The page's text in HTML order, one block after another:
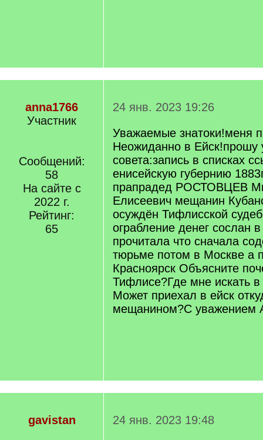
anna1766
Участник
Сообщений:
58
На сайте с
2022 г.
Рейтинг:
65
24 янв. 2023 19:26
Уважаемые знатоки!меня
Неожиданно в Ейск!прошу
совета:запись в списках
енисейскую губернию
прапрадед РОСТОВЦЕВ
Елисеевич мещанин
осуждён Тифлисской
ограбление денег сослан
прочитала что сначала
тюрьме потом в Москве а
Красноярск Объясните
Тифлисе?Где мне искать в
Может приехал в ейск
мещанином?С уважением
gavistan 24 янв. 2023 19:48